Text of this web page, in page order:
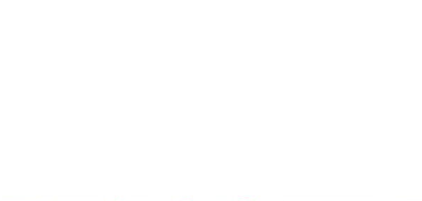
และ MOU 44 เป็นหน้าที่ของรัฐบาล ที่สภาผู้แทนราษฎร ได้มี
ารขึ้นมาศึกษา หากไม่มีประโยชน์ต่อประเทศ ก็พร้อมจะ